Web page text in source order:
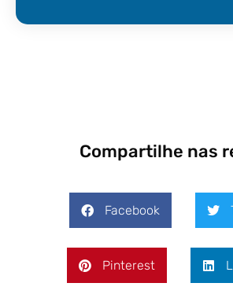
Compartilhe nas
Facebook
Pinterest